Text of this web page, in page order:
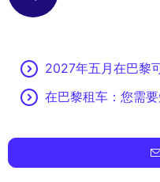
2027年五月在巴黎
在巴黎租车：您需要